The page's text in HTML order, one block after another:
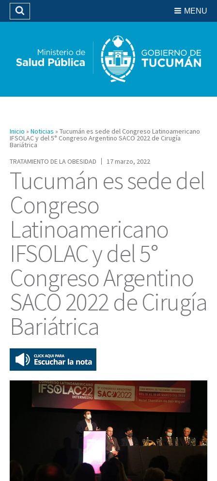
Biblioteca
MENU
Buscar
Inicio » Noticias » Tucumán es sede del Congreso Latinoamericano
IFSOLAC y del 5° Congreso Argentino SACO 2022 de Cirugía
Bariátrica
TRATAMIENTO DE LA OBESIDAD
17 marzo, 2022
Tucumán es sede del
Congreso
Latinoamericano
IFSOLAC y del 5°
Congreso Argentino
SACO 2022 de Cirugía
Bariátrica